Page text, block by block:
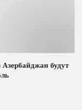
будут